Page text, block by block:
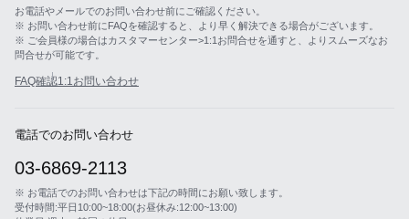
お電話やメールでのお問い合わせ前にご確認ください。
※ お問い合わせ前にFAQを確認すると、より早く解決できる場合がございます。
※ ご会員様の場合はカスタマーセンター>1:1お問合せを通すと、よりスムーズなお
問合せが可能です。
FAQ確認1:1お問い合わせ
電話でのお問い合わせ
03-6869-2113
※ お電話でのお問い合わせは下記の時間にお願い致します。
受付時間:平日10:00~18:00(お昼休み:12:00~13:00)